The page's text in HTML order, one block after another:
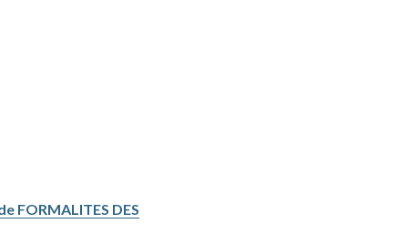
FORMALITES DES